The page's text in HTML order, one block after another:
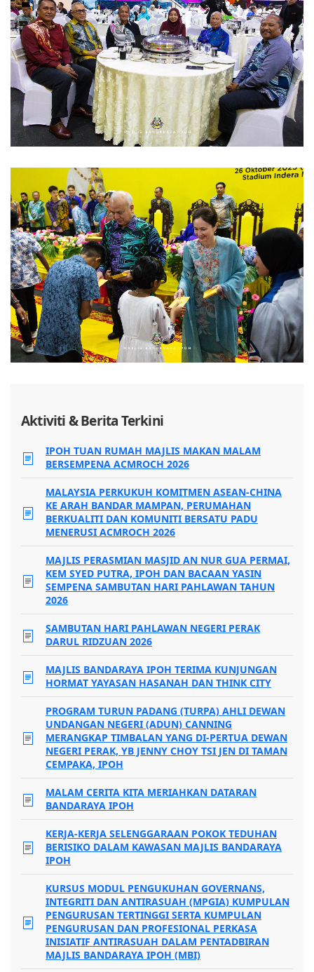
Aktiviti & Berita Terkini
IPOH TUAN RUMAH MAJLIS MAKAN MALAM
BERSEMPENA ACMROCH 2026
MALAYSIA PERKUKUH KOMITMEN ASEAN-CHINA
KE ARAH BANDAR MAMPAN, PERUMAHAN
BERKUALITI DAN KOMUNITI BERSATU PADU
MENERUSI ACMROCH 2026
MAJLIS PERASMIAN MASJID AN NUR GUA PERMAI,
KEM SYED PUTRA, IPOH DAN BACAAN YASIN
SEMPENA SAMBUTAN HARI PAHLAWAN TAHUN
2026
SAMBUTAN HARI PAHLAWAN NEGERI PERAK
DARUL RIDZUAN 2026
MAJLIS BANDARAYA IPOH TERIMA KUNJUNGAN
HORMAT YAYASAN HASANAH DAN THINK CITY
PROGRAM TURUN PADANG (TURPA) AHLI DEWAN
UNDANGAN NEGERI (ADUN) CANNING
MERANGKAP TIMBALAN YANG DI-PERTUA DEWAN
NEGERI PERAK, YB JENNY CHOY TSI JEN DI TAMAN
CEMPAKA, IPOH
MALAM CERITA KITA MERIAHKAN DATARAN
BANDARAYA IPOH
KERJA-KERJA SELENGGARAAN POKOK TEDUHAN
BERISIKO DALAM KAWASAN MAJLIS BANDARAYA
IPOH
KURSUS MODUL PENGUKUHAN GOVERNANS,
INTEGRITI DAN ANTIRASUAH (MPGIA) KUMPULAN
PENGURUSAN TERTINGGI SERTA KUMPULAN
PENGURUSAN DAN PROFESIONAL PERKASA
INISIATIF ANTIRASUAH DALAM PENTADBIRAN
MAJLIS BANDARAYA IPOH (MBI)